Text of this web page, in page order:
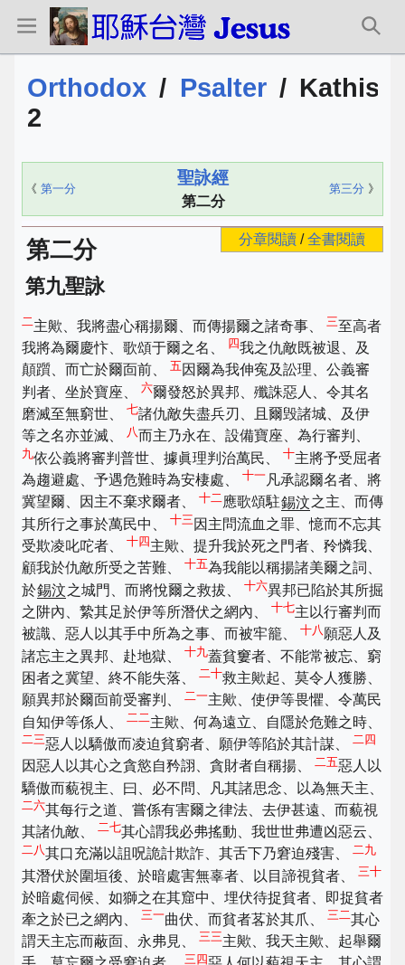
Orthodox / Psalter /
2
《 第一分
聖詠經
第二分
第三分 》
分章閱讀 /全書閱讀
第二分
第九聖詠
二 主歟、我將盡心稱揚爾、而傳揚爾之諸奇事、 三至高者
我將為爾慶忭、歌頌于爾之名、
四我之仇敵既被退、及
顛躓、而亡於爾靣前、 五 因爾為我伸寃及訟理、公義審
判者、坐於寶座、 六爾發怒於異邦、殲誅惡人、令其名
磨滅至無窮世、 七諸仇敵失盡兵刃、且爾毁諸城、及伊
等之名亦並滅、
八 而主乃永在、設備寶座、為行審判、
九依公義將審判普世、據眞理判治萬民、 十主將予受屈者
為趨避處、予遇危難時為安棲處、 十一 凡承認爾名者、將
冀望爾、因主不棄求爾者、 十二 應歌頌駐錫汶之主、而傳
其所行之事於萬民中、 十三 因主問流血之罪、憶而不忘其
受欺凌叱咜者、 十四主歟、提升我於死之門者、矝憐我、
顧我於仇敵所受之苦難、 十五為我能以稱揚諸美爾之詞、
於錫汶之城門、而將悅爾之救拔、 十六異邦已陷於其所掘
之阱內、縶其足於伊等所潛伏之網內、 十七主以行審判而
被識、惡人以其手中所為之事、而被牢籠、 十八願惡人及
諸忘主之異邦、赴地獄、 十九蓋貧窶者、不能常被忘、窮
困者之冀望、終不能失落、
二十救主歟起、莫令人獲勝、
願異邦於爾靣前受審判、
二一主歟、使伊等畏懼、令萬民
自知伊等係人、
二二 主歟、何為遠立、自隱於危難之時、
二三惡人以驕傲而凌迫貧窮者、願伊等陷於其計謀、 二四
因惡人以其心之貪慾自矜詡、貪財者自稱揚、 二五惡人以
驕傲而藐視主、曰、必不問、凡其諸思念、以為無天主、
二六其每行之道、嘗係有害爾之律法、去伊甚遠、而藐視
其諸仇敵、
二七其心謂我必弗搖動、我世世弗遭凶惡云、
二八其口充滿以詛呪詭計欺詐、其舌下乃窘迫殘害、 二九
其潛伏於圍垣後、於暗處害無辜者、以目諦視貧者、 三十
於暗處伺候、如獅之在其窟中、埋伏待捉貧者、即捉貧者
牽之於已之網內、
三一曲伏、而貧者茖於其爪、 三二其心
謂天主忘而蔽靣、永弗見、 三三主歟、我天主歟、起舉爾
三四